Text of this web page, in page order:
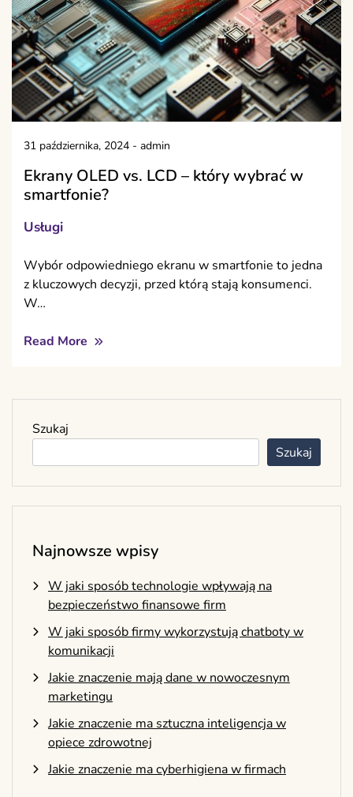
31 października, 2024 - admin
Ekrany OLED vs. LCD – który wybrać w
smartfonie?
Usługi
Wybór odpowiedniego ekranu w smartfonie to jedna
z kluczowych decyzji, przed którą stają konsumenci.
W…
Read More
Szukaj
Szukaj
Najnowsze wpisy
W jaki sposób technologie wpływają na
bezpieczeństwo finansowe firm
W jaki sposób firmy wykorzystują chatboty w
komunikacji
Jakie znaczenie mają dane w nowoczesnym
marketingu
Jakie znaczenie ma sztuczna inteligencja w
opiece zdrowotnej
Jakie znaczenie ma cyberhigiena w firmach